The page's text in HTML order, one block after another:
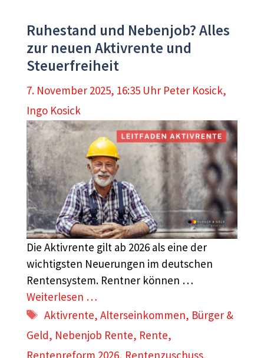
Ruhestand und Nebenjob? Alles
zur neuen Aktivrente und
Steuerfreiheit
7. November 2025, 16:35 Uhr Peter Kosick,
Ingo Kosick
Die Aktivrente gilt ab 2026 als eine der
wichtigsten Neuerungen im deutschen
Rentensystem. Rentner können …
Weiterlesen …
Schlagwörter
Aktivrente,Alterseinkommen, Bürger &
Geld, Nebenjob Rente, Rente,
Rentenreform 2026, Rentenzuschuss,